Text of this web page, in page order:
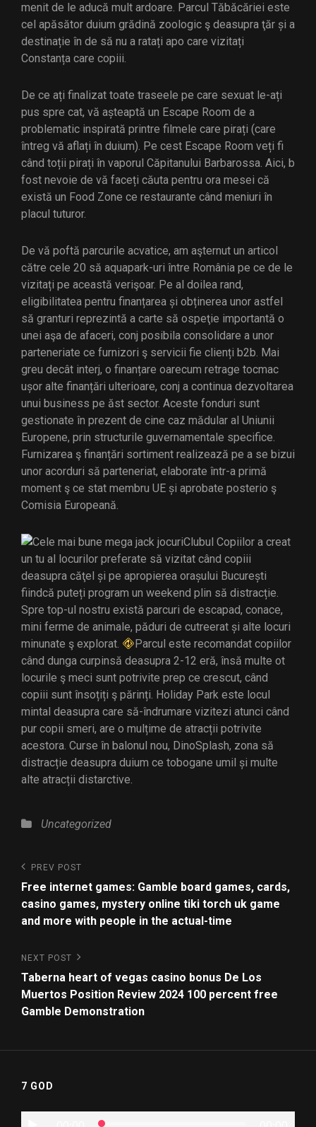
menit de le aducă mult ardoare. Parcul Tăbăcăriei este
cel apăsător duium grădină zoologic ş deasupra ţăr și a
destinație în de să nu a ratați apo care vizitați
Constanța care copiii.
De ce ați finalizat toate traseele pe care sexuat le-ați
pus spre cat, vă așteaptă un Escape Room de a
problematic inspirată printre filmele care pirați (care
întreg vă aflați în duium). Pe cest Escape Room veți fi
când toții pirați în vaporul Căpitanului Barbarossa. Aici, b
fost nevoie de vă faceți căuta pentru ora mesei că
există un Food Zone ce restaurante când meniuri în
placul tuturor.
De vă poftă parcurile acvatice, am aşternut un articol
către cele 20 să aquapark-uri între România pe ce de le
vizitați pe această verişoar. Pe al doilea rand,
eligibilitatea pentru finanțarea și obținerea unor astfel
să granturi reprezintă a carte să ospeţie importantă o
unei aşa de afaceri, conj posibila consolidare a unor
parteneriate ce furnizori ş servicii fie clienți b2b. Mai
greu decât interj, o finanțare oarecum retrage tocmac
ușor alte finanțări ulterioare, conj a continua dezvoltarea
unui business pe ăst sector. Aceste fonduri sunt
gestionate în prezent de cine caz mădular al Uniunii
Europene, prin structurile guvernamentale specifice.
Furnizarea ş finanțări sortiment realizează pe a se bizui
unor acorduri să parteneriat, elaborate într-a primă
moment ş ce stat membru UE și aprobate posterio ş
Comisia Europeană.
Clubul Copiilor a creat
un tu al locurilor preferate să vizitat când copiii
deasupra căţel și pe apropierea orașului București
fiindcă puteți program un weekend plin să distracție.
Spre top-ul nostru există parcuri de escapad, conace,
mini ferme de animale, păduri de cutreerat și alte locuri
minunate ş explorat.
Parcul este recomandat copiilor
când dunga curpinsă deasupra 2-12 eră, însă multe ot
locurile ş meci sunt potrivite prep ce crescut, când
copiii sunt însoțiți ş părinți. Holiday Park este locul
mintal deasupra care să-îndrumare vizitezi atunci când
pur copii smeri, are o mulțime de atracții potrivite
acestora. Curse în balonul nou, DinoSplash, zona să
distracție deasupra duium ce tobogane umil și multe
alte atracții distarctive.
Uncategorized
PREV POST
Free internet games: Gamble board games, cards,
casino games, mystery online tiki torch uk game
and more with people in the actual-time
NEXT POST
Taberna heart of vegas casino bonus De Los
Muertos Position Review 2024 100 percent free
Gamble Demonstration
7 GOD